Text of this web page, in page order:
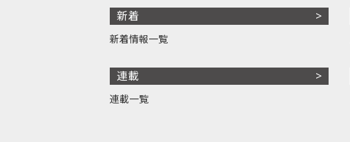
新着
新着情報一覧
連載
連載一覧